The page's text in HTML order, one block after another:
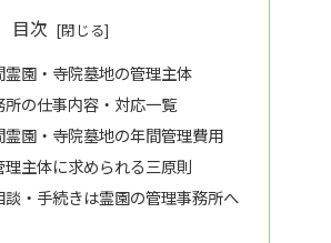
目次
園・寺院墓地の管理主体
の仕事内容・対応一覧
霊園・寺院墓地の年間管理費用
主体に求められる三原則
談・手続きは霊園の管理事務所へ